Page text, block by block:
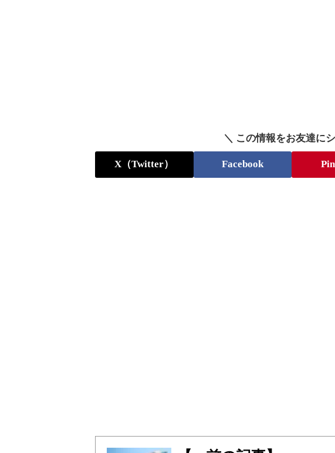
＼ この情報をお友達に
X（Twitter） Facebook